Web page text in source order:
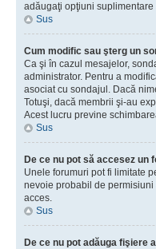
adăugaţi opţiuni
Sus
Cum modific sau şterg un
Ca şi în cazul mesajelor,
administrator. Pentru a
asociat cu sondajul. Dacă
Totuşi, dacă membrii şi-au
Acest lucru previne
Sus
De ce nu pot să accesez un
Unele forumuri pot fi limitate
nevoie probabil de
acces.
Sus
De ce nu pot adăuga fişiere